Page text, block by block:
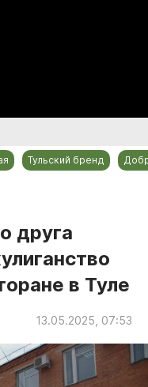
Тульский бренд
друга
в Туле
13.05.2025, 07:53